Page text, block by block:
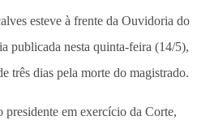
esteve à frente da Ouvidoria do
publicada nesta quinta-feira (14/5),
três dias pela morte do magistrado.
em exercício da Corte,